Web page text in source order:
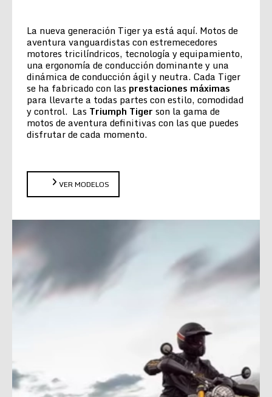
La nueva generación Tiger ya está aquí. Motos de
aventura vanguardistas con estremecedores
motores tricilíndricos, tecnología y equipamiento,
una ergonomía de conducción dominante y una
dinámica de conducción ágil y neutra. Cada Tiger
se ha fabricado con las prestaciones máximas
para llevarte a todas partes con estilo, comodidad
y control. Las Triumph Tiger son la gama de
motos de aventura definitivas con las que puedes
disfrutar de cada momento.
VER MODELOS